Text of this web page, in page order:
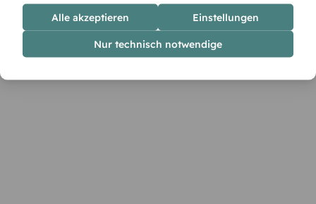
Alle akzeptieren Einstellungen
Nur technisch notwendige